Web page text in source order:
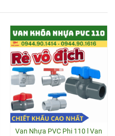
Van Nhựa PVC Phi 110 l Van